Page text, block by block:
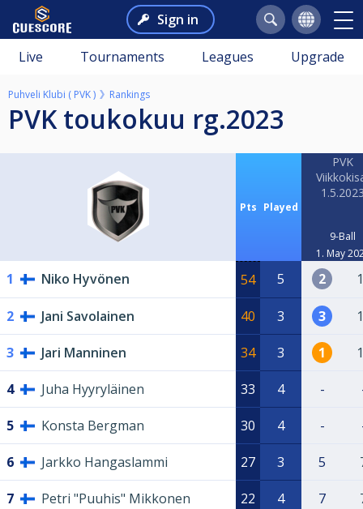
Sign in
Live Tournaments Leagues Upgrade
Puhveli Klubi ( PVK ) Rankings
PVK toukokuu rg.2023
Pts Played
PVK
9-Ball
1. May
1 Niko Hyvönen 54 5 2
2 Jani Savolainen 40 3 3
3 Jari Manninen 34 3 1
4 Juha Hyyryläinen 33 4 -
5 Konsta Bergman 30 4 -
6 Jarkko Hangaslammi 27 3 5
7 Petri "Puuhis" Mikkonen 22 4 7